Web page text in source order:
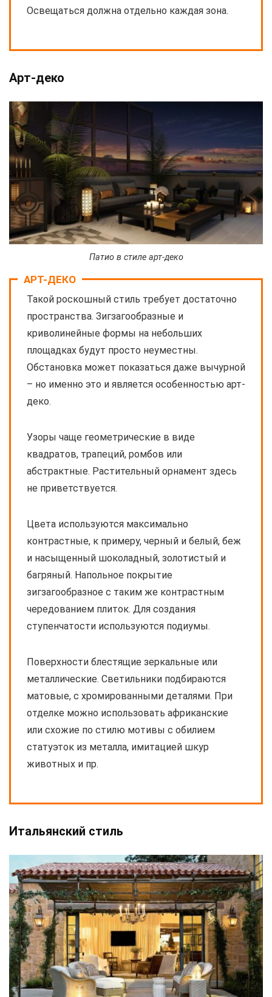
Освещаться должна отдельно каждая зона.
Арт-деко
Патио в стиле арт-деко
АРТ-ДЕКО
Такой роскошный стиль требует достаточно
пространства. Зигзагообразные и
криволинейные формы на небольших
площадках будут просто неуместны.
Обстановка может показаться даже вычурной
– но именно это и является особенностью арт-
деко.
Узоры чаще геометрические в виде
квадратов, трапеций, ромбов или
абстрактные. Растительный орнамент здесь
не приветствуется.
Цвета используются максимально
контрастные, к примеру, черный и белый, беж
и насыщенный шоколадный, золотистый и
багряный. Напольное покрытие
зигзагообразное с таким же контрастным
чередованием плиток. Для создания
ступенчатости используются подиумы.
Поверхности блестящие зеркальные или
металлические. Светильники подбираются
матовые, с хромированными деталями. При
отделке можно использовать африканские
или схожие по стилю мотивы с обилием
статуэток из металла, имитацией шкур
животных и пр.
Итальянский стиль